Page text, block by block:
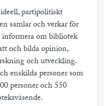
partipolitiskt
samlar och verkar för
om bibliotek
och bilda opinion,
och utveckling.
enskilda personer som
personer och 550